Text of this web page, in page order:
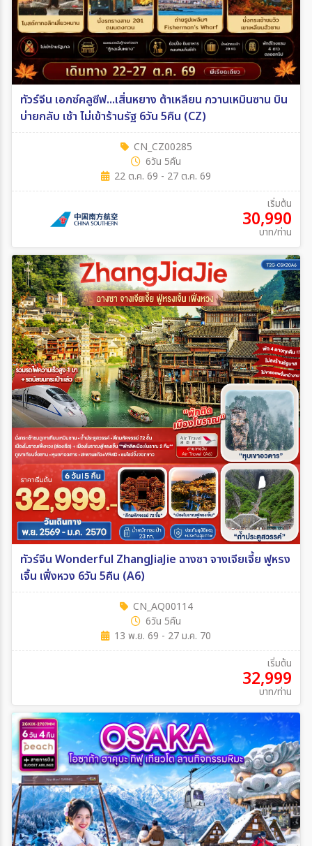
ทัวร์จีน เอกซ์คลูซีฟ...เสิ่นหยาง ต้าเหลียน กวานเหมินซาน บิน
บ่ายกลับ เช้า ไม่เข้าร้านรัฐ 6วัน 5คืน (CZ)
CN_CZ00285
6วัน 5คืน
22 ต.ค. 69 - 27 ต.ค. 69
เริ่มต้น
30,990
บาท/ท่าน
ทัวร์จีน Wonderful ZhangJiaJie ฉางซา จางเจียเจี้ย ฟูหรง
เจิ้น เฟิ่งหวง 6วัน 5คืน (A6)
CN_AQ00114
6วัน 5คืน
13 พ.ย. 69 - 27 ม.ค. 70
เริ่มต้น
32,999
บาท/ท่าน